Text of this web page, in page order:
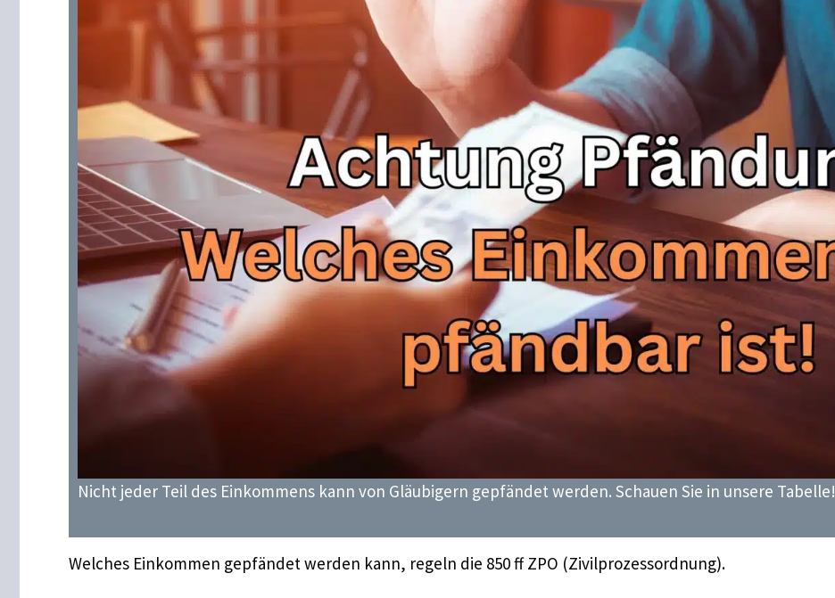
Nicht jeder Teil des Einkommens kann von Gläubigern gepfändet werden. Schauen Sie in unsere Tabelle!
Welches Einkommen gepfändet werden kann, regeln die 850 ff ZPO (Zivilprozessordnung).